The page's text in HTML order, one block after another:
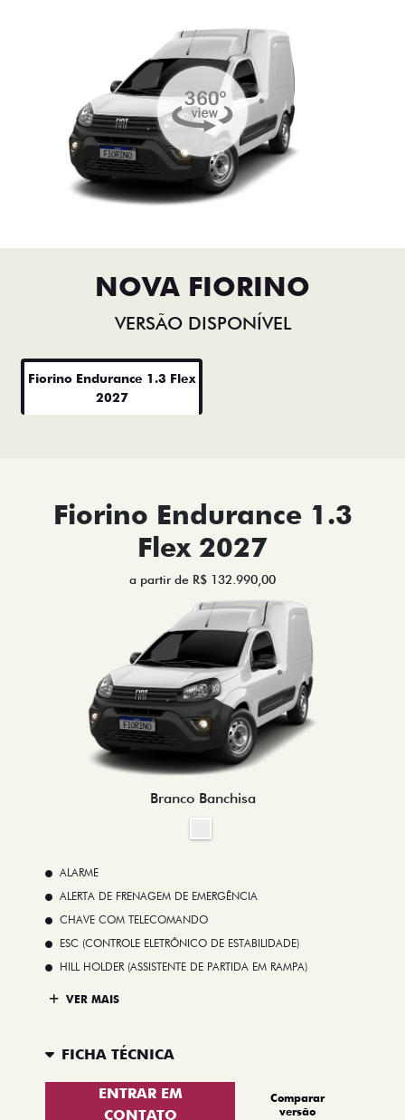
NOVA FIORINO
VERSÃO DISPONÍVEL
Fiorino Endurance 1.3 Flex
2027
Fiorino Endurance 1.3
Flex 2027
a partir de R$ 132.990,00
Branco Banchisa
ALARME
ALERTA DE FRENAGEM DE EMERGÊNCIA
CHAVE COM TELECOMANDO
ESC (CONTROLE ELETRÔNICO DE ESTABILIDADE)
HILL HOLDER (ASSISTENTE DE PARTIDA EM RAMPA)
VER MAIS
FICHA TÉCNICA
ENTRAR EM
CONTATO
Comparar
versão